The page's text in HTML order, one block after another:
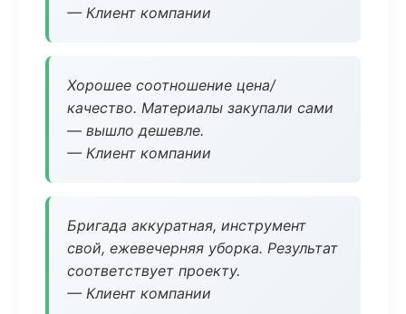
— Клиент компании
Хорошее соотношение цена/
качество. Материалы закупали сами
— вышло дешевле.
— Клиент компании
Бригада аккуратная, инструмент
свой, ежевечерняя уборка. Результат
соответствует проекту.
— Клиент компании